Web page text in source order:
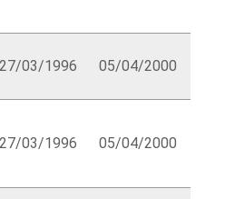
27/03/1996 05/04/2000
27/03/1996 05/04/2000